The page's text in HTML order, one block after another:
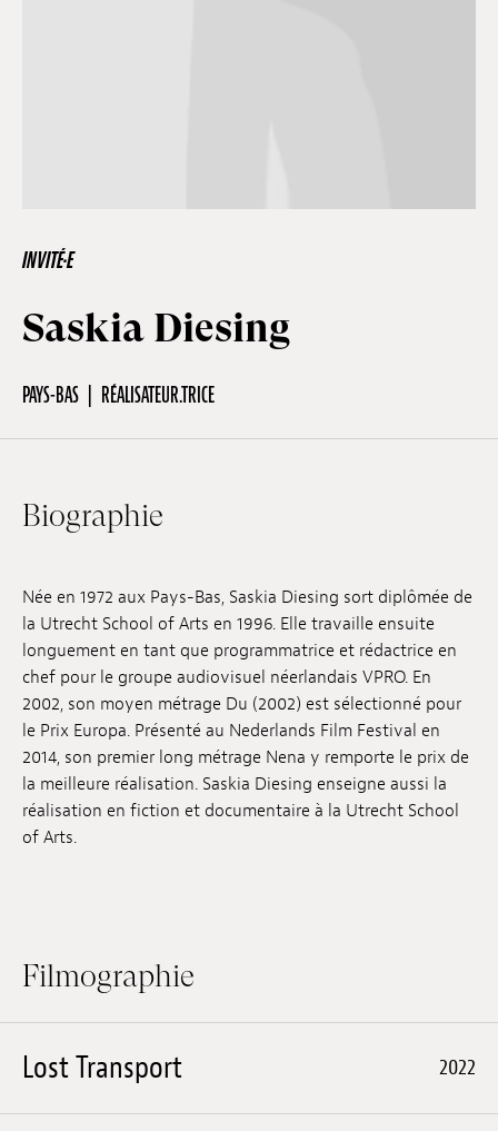
Presse / Pro
Emplois
Archives
Publications
INVITÉ·E
Saskia Diesing
PAYS-BAS RÉALISATEUR.TRICE
Biographie
Née en 1972 aux Pays-Bas, Saskia Diesing sort diplômée de
la Utrecht School of Arts en 1996. Elle travaille ensuite
longuement en tant que programmatrice et rédactrice en
chef pour le groupe audiovisuel néerlandais VPRO. En
2002, son moyen métrage Du (2002) est sélectionné pour
le Prix Europa. Présenté au Nederlands Film Festival en
2014, son premier long métrage Nena y remporte le prix de
la meilleure réalisation. Saskia Diesing enseigne aussi la
réalisation en fiction et documentaire à la Utrecht School
of Arts.
Filmographie
Lost Transport 2022